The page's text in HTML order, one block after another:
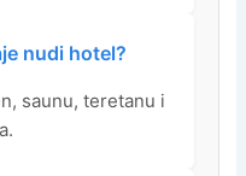
nudi hotel?
saunu, teretanu i